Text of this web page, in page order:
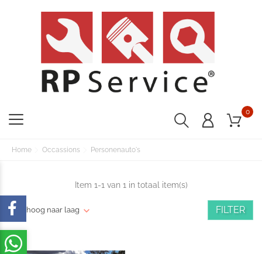
0
Home Occassions Personenauto's
Prijs: hoog naar laag FILTER
Item 1-1 van 1 in totaal item(s)